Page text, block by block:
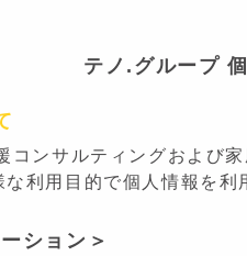
テノ.グループ
コンサルティングおよび
利用目的で個人情報を利
ション＞